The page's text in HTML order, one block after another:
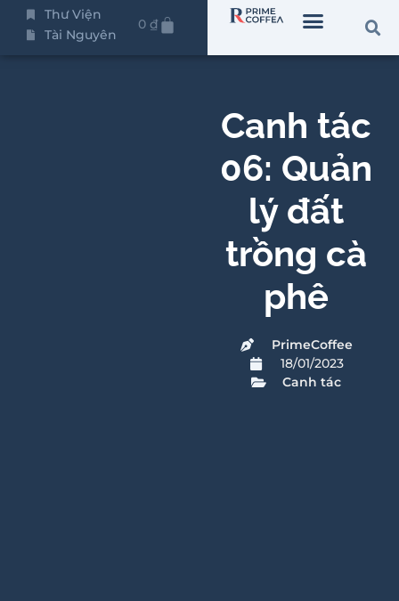
Thư Viện
Tài Nguyên
0 ₫
Canh tác
06: Quản
lý đất
trồng cà
phê
PrimeCoffee
18/01/2023
Canh tác